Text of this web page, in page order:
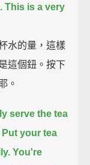
This is a very
水的量，這樣
這個鈕。按下
。
serve the tea
Put your tea
You're